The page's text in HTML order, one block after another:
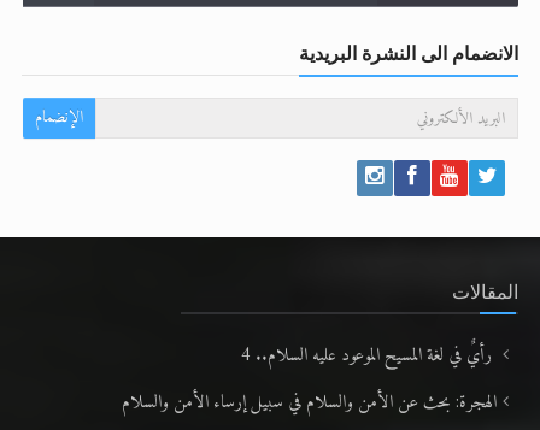
الانضمام الى النشرة البريدية
الإنضمام
المقالات
رأيٌ في لغة المسيح الموعود عليه السلام.. 4
الهجرة: بحث عن الأمن والسلام في سبيل إرساء الأمن والسلام